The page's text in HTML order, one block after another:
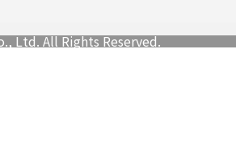
Ltd. All Rights Reserved.